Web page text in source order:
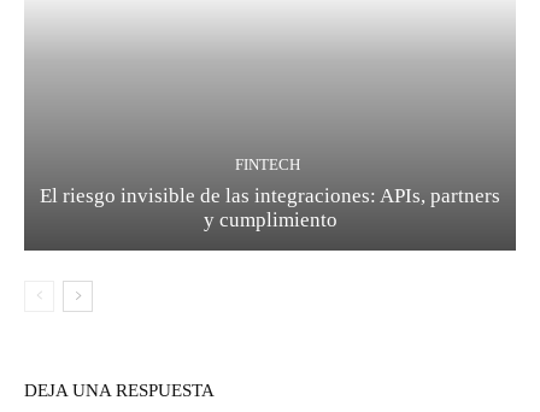
FINTECH
El riesgo invisible de las integraciones: APIs, partners
y cumplimiento
DEJA UNA RESPUESTA